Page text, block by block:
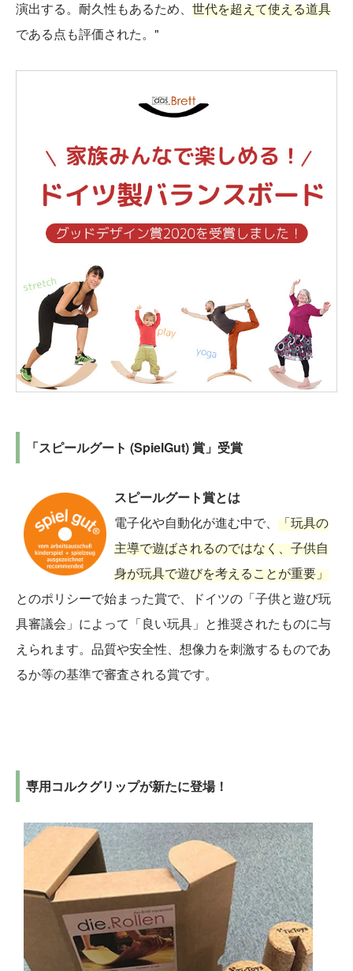
演出する。耐久性もあるため、 世代を超えて使える道具
である点も評価された。"
「スピールグート (SpielGut) 賞」受賞
スピールグート賞とは
電子化や自動化が進む中で、 「玩具の
主導で遊ばされるのではなく、子供自
身が玩具で遊びを考えることが重要」
とのポリシーで始まった賞で、ドイツの「子供と遊び玩
具審議会」によって「良い玩具」と推奨されたものに与
えられます。品質や安全性、想像力を刺激するものであ
るか等の基準で審査される賞です。
専用コルクグリップが新たに登場！